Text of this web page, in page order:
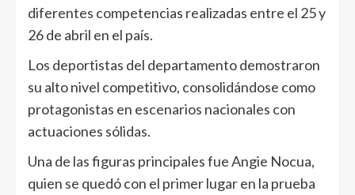
diferentes competencias realizadas entre el 25 y
26 de abril en el país.
Los deportistas del departamento demostraron
su alto nivel competitivo, consolidándose como
protagonistas en escenarios nacionales con
actuaciones sólidas.
Una de las figuras principales fue Angie Nocua,
quien se quedó con el primer lugar en la prueba